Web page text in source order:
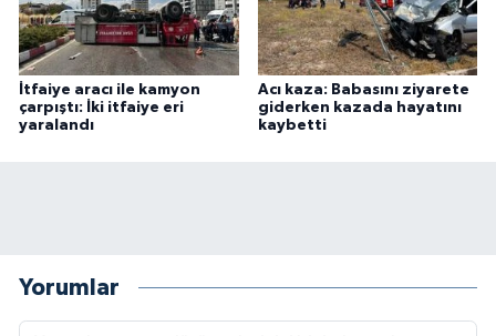
İtfaiye aracı ile kamyon
çarpıştı: İki itfaiye eri
yaralandı
Acı kaza: Babasını ziyarete
giderken kazada hayatını
kaybetti
Yorumlar